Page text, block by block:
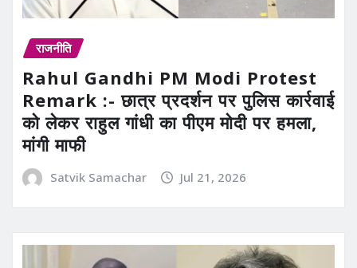
राजनीति
Rahul Gandhi PM Modi Protest
Remark :- छात्र प्रदर्शन पर पुलिस कार्रवाई
को लेकर राहुल गांधी का पीएम मोदी पर हमला,
मांगी माफी
Satvik Samachar Jul 21, 2026